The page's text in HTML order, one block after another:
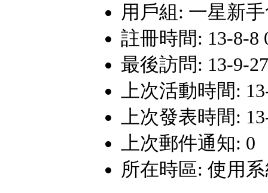
用戶組: 一星新
註冊時間: 13-8-8
最後訪問: 13-9-
上次活動時間:
上次發表時間:
上次郵件通知: 0
所在時區: 使用